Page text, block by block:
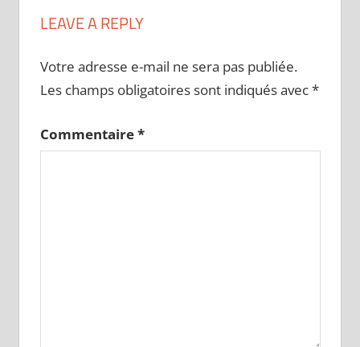
LEAVE A REPLY
Votre adresse e-mail ne sera pas publiée.
Les champs obligatoires sont indiqués avec*
Commentaire*